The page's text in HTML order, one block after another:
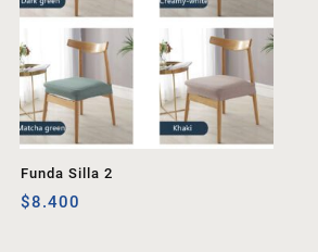
Funda Silla 2
$8.400